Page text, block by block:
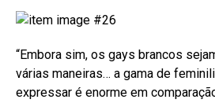
“Embora sim, os gays brancos
várias maneiras… a gama de
expressar é enorme em